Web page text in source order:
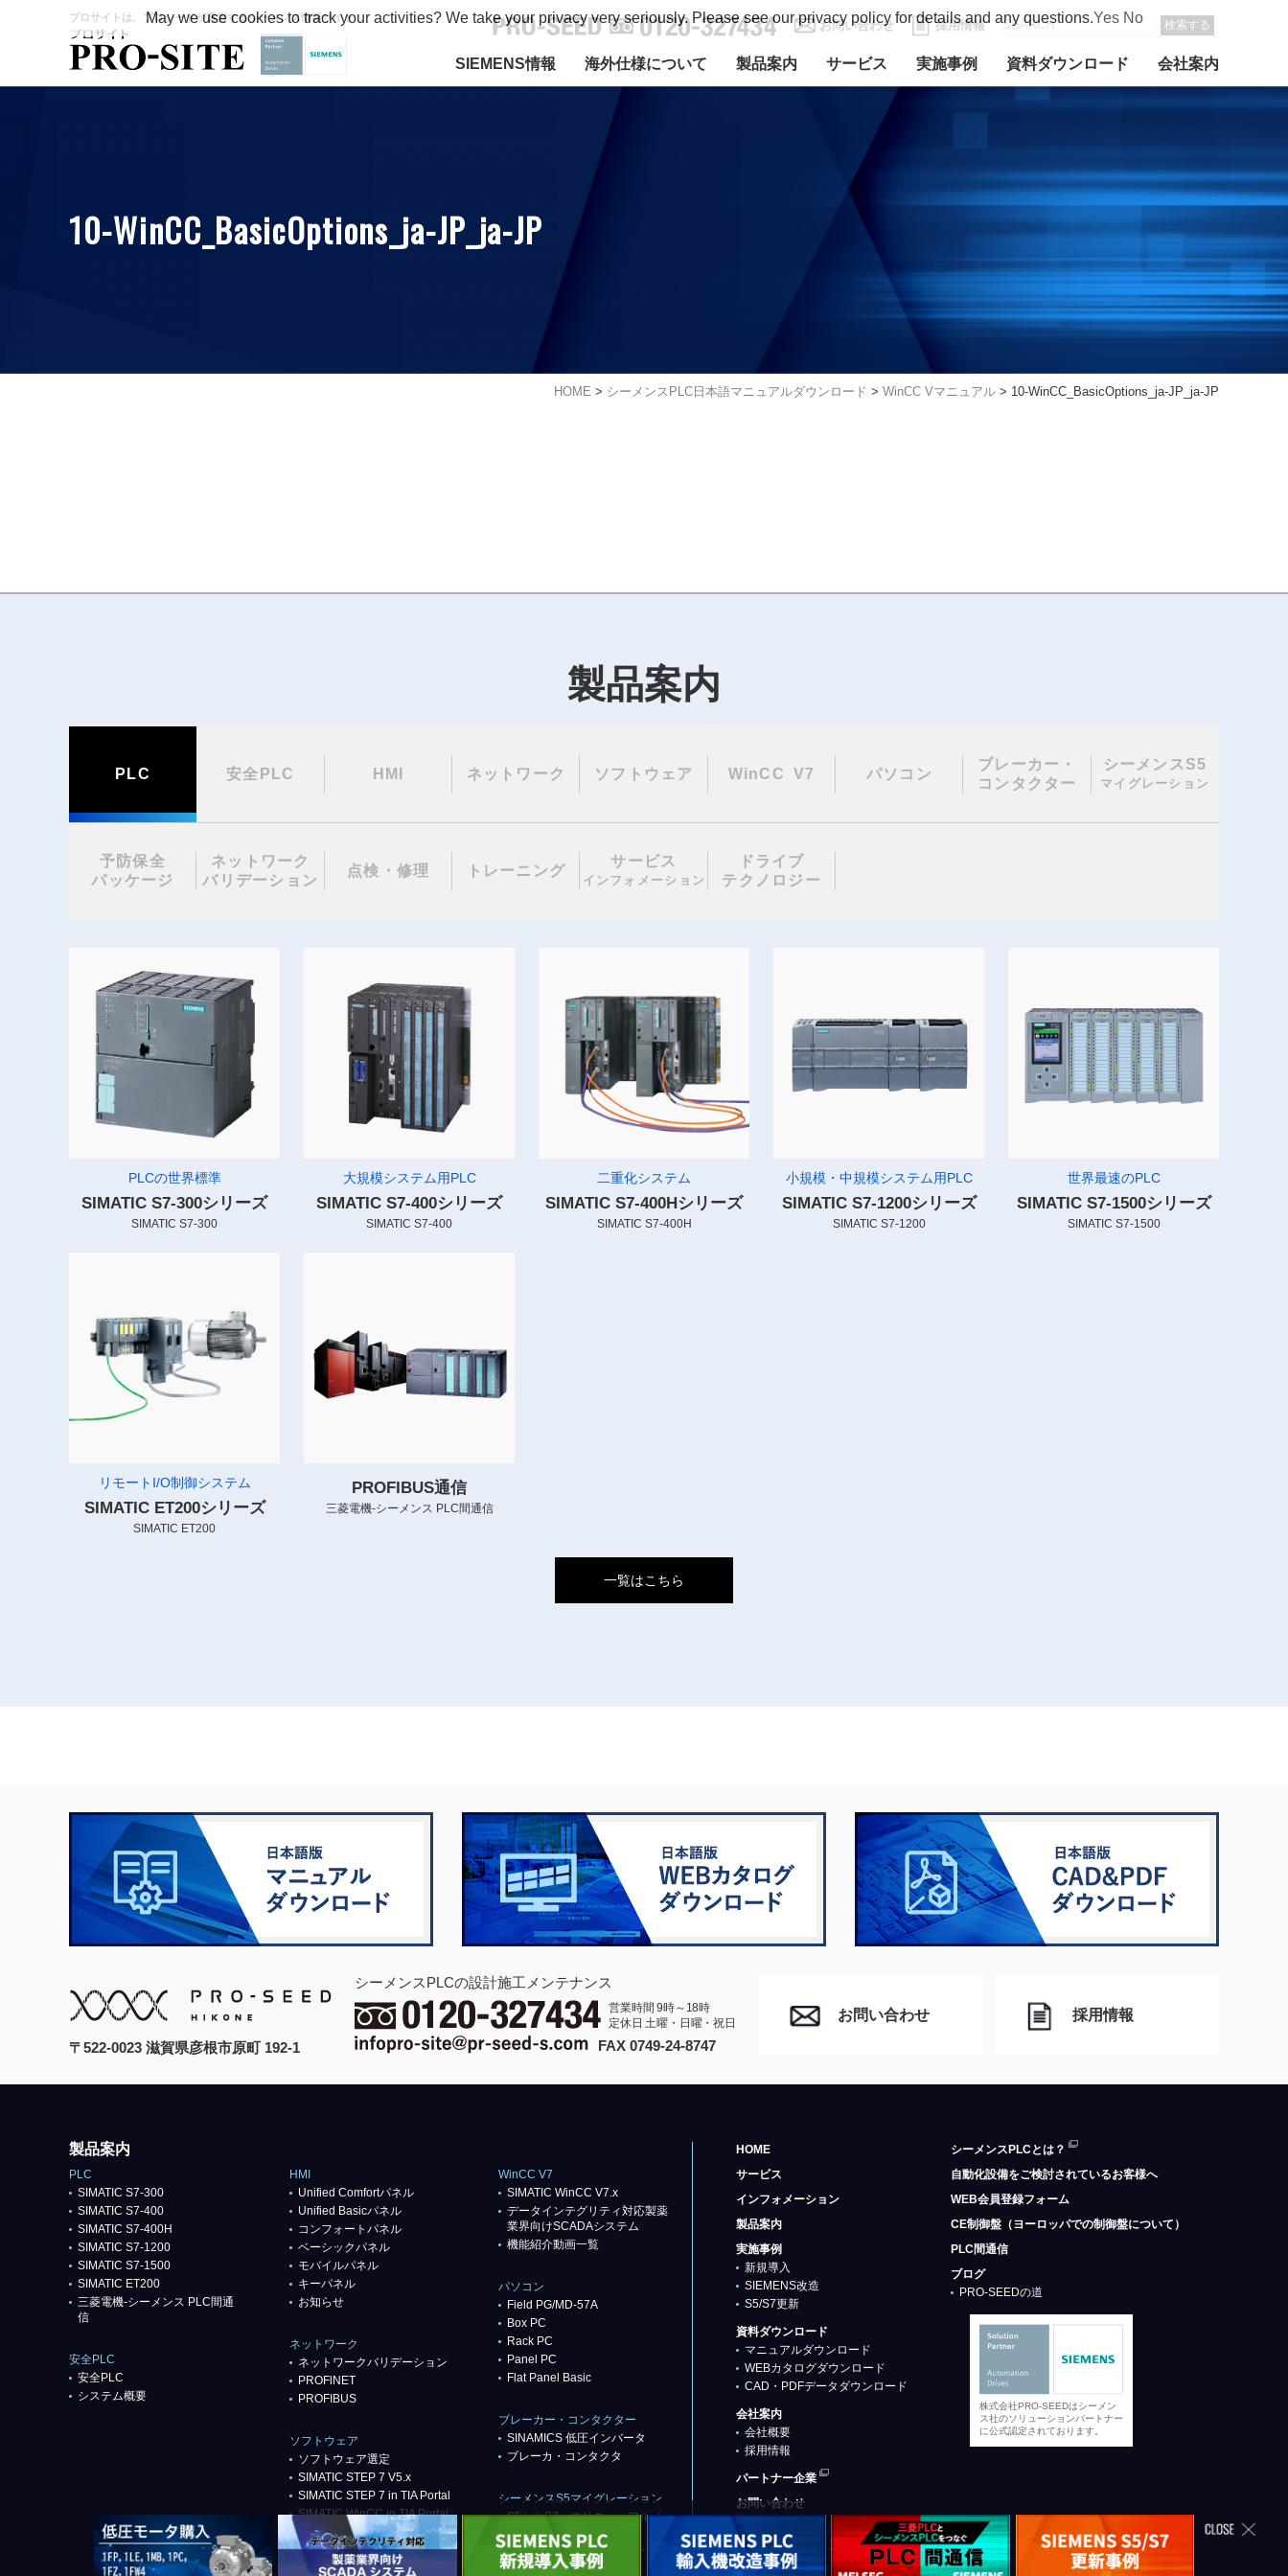
プロサイトは、プロシードが運営するシーメンス情報サイト
SIEMENS情報 海外仕様について 製品案内 サービス 実施事例 資料ダウンロード 会社案内
お問い合わせ 採用情報 検索する
10-WinCC_BasicOptions_ja-JP_ja-JP
HOME > シーメンスPLC日本語マニュアルダウンロード > WinCC Vマニュアル > 10-WinCC_BasicOptions_ja-JP_ja-JP
製品案内
PLC 安全PLC HMI ネットワーク ソフトウェア WinCC V7 パソコン
ブレーカー・
コンタクター
シーメンスS5
マイグレーション
予防保全
パッケージ
ネットワーク
バリデーション
点検・修理 トレーニング
サービス
インフォメーション
ドライブ
テクノロジー
PLCの世界標準
SIMATIC S7-300シリーズ
SIMATIC S7-300
大規模システム用PLC
SIMATIC S7-400シリーズ
SIMATIC S7-400
二重化システム
SIMATIC S7-400Hシリーズ
SIMATIC S7-400H
小規模・中規模システム用PLC
SIMATIC S7-1200シリーズ
SIMATIC S7-1200
世界最速のPLC
SIMATIC S7-1500シリーズ
SIMATIC S7-1500
リモートI/O制御システム
SIMATIC ET200シリーズ
SIMATIC ET200
PROFIBUS通信
三菱電機-シーメンス PLC間通信
一覧はこちら
〒522-0023 滋賀県彦根市原町 192-1
シーメンスPLCの設計施工メンテナンス
営業時間 9時～18時
定休日 土曜・日曜・祝日
FAX 0749-24-8747
お問い合わせ 採用情報
製品案内
PLC
SIMATIC S7-300
SIMATIC S7-400
SIMATIC S7-400H
SIMATIC S7-1200
SIMATIC S7-1500
SIMATIC ET200
三菱電機-シーメンス PLC間通
信
安全PLC
安全PLC
システム概要
HMI
Unified Comfortパネル
Unified Basicパネル
コンフォートパネル
ベーシックパネル
モバイルパネル
キーパネル
お知らせ
ネットワーク
ネットワークバリデーション
PROFlNET
PROFIBUS
ソフトウェア
ソフトウェア選定
SIMATIC STEP 7 V5.x
SIMATIC STEP 7 in TIA Portal
SIMATIC WinCC in TIA Portal
WinCC V7
SIMATIC WinCC V7.x
データインテグリティ対応製薬
業界向けSCADAシステム
機能紹介動画一覧
パソコン
Field PG/MD-57A
Box PC
Rack PC
Panel PC
Flat Panel Basic
ブレーカー・コンタクター
SINAMICS 低圧インバータ
ブレーカ・コンタクタ
シーメンスS5マイグレーション
S5からS7へのリニューアル／
リプレース
代替推奨品（基本パターン）
HOME
サービス
インフォメーション
製品案内
実施事例
新規導入
SIEMENS改造
S5/S7更新
資料ダウンロード
マニュアルダウンロード
WEBカタログダウンロード
CAD・PDFデータダウンロード
会社案内
会社概要
採用情報
パートナー企業
お問い合わせ
シーメンスPLCとは？
自動化設備をご検討されているお客様へ
WEB会員登録フォーム
CE制御盤（ヨーロッパでの制御盤について）
PLC間通信
ブログ
PRO-SEEDの道
株式会社PRO-SEEDはシーメン
ス社のソリューションパートナー
に公式認定されております。
May we use cookies to track your activities? We take your privacy very seriously. Please see our privacy policy for details and any questions.Yes No